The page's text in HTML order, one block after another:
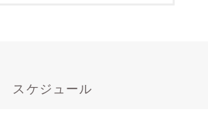
スケジュール